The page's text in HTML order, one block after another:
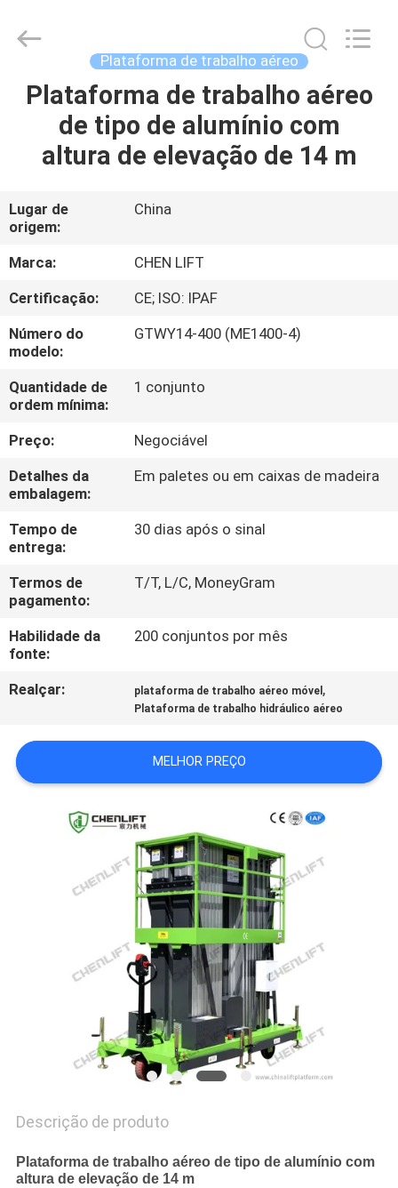
PARA
CASA
SOBRE
NÓS
VISITA
À
FÁBRICA
CONTROLE
DE
QUALIDADE
CONTACTE-
NOS
NOTÍCIAS
SOLICITE UM
ORÇAMENTO
MAPA
PRIVACIDADE
MACHINERY
Reserved.
Plataforma de trabalho aéreo
Plataforma de trabalho aéreo
de tipo de alumínio com
altura de elevação de 14 m
Lugar de
origem:
China
Marca:
CHEN LIFT
Certificação:
CE; ISO: IPAF
Número do
modelo:
GTWY14-400 (ME1400-4)
Quantidade de
ordem mínima:
1 conjunto
Preço:
Negociável
Detalhes da
embalagem:
Em paletes ou em caixas de madeira
Tempo de
entrega:
30 dias após o sinal
Termos de
pagamento:
T/T, L/C, MoneyGram
Habilidade da
fonte:
200 conjuntos por mês
Realçar: plataforma de trabalho aéreo móvel ,
Plataforma de trabalho hidráulico aéreo
MELHOR PREÇO
Descrição de produto
Plataforma de trabalho aéreo de tipo de alumínio com
altura de elevação de 14 m